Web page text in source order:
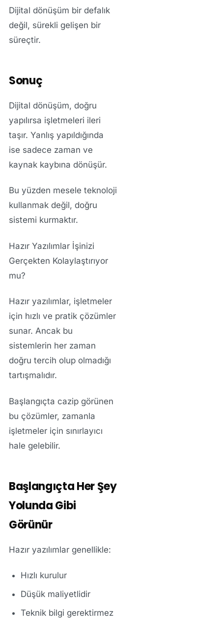
Dijital dönüşüm bir defalık
değil, sürekli gelişen bir
süreçtir.
Sonuç
Dijital dönüşüm, doğru
yapılırsa işletmeleri ileri
taşır. Yanlış yapıldığında
ise sadece zaman ve
kaynak kaybına dönüşür.
Bu yüzden mesele teknoloji
kullanmak değil, doğru
sistemi kurmaktır.
Hazır Yazılımlar İşinizi
Gerçekten Kolaylaştırıyor
mu?
Hazır yazılımlar, işletmeler
için hızlı ve pratik çözümler
sunar. Ancak bu
sistemlerin her zaman
doğru tercih olup olmadığı
tartışmalıdır.
Başlangıçta cazip görünen
bu çözümler, zamanla
işletmeler için sınırlayıcı
hale gelebilir.
Başlangıçta Her Şey
Yolunda Gibi
Görünür
Hazır yazılımlar genellikle:
Hızlı kurulur
Düşük maliyetlidir
Teknik bilgi gerektirmez